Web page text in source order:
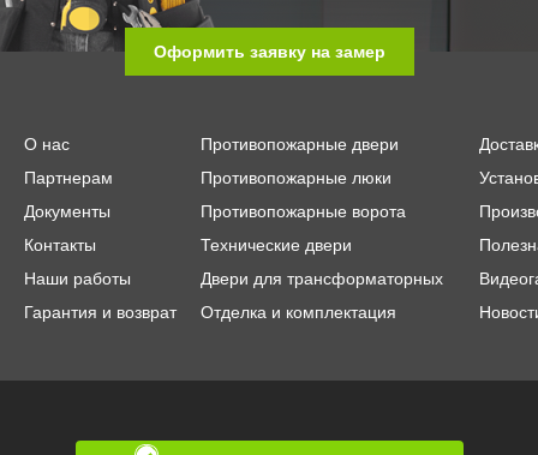
Оформить заявку на замер
О нас
Партнерам
Документы
Контакты
Наши работы
Гарантия и возврат
Противопожарные двери
Противопожарные люки
Противопожарные ворота
Технические двери
Двери для трансформаторных
Отделка и комплектация